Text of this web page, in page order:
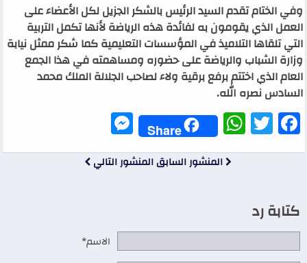
وفي الختام تقدم السيد الرئيس بالشكر الجزيل لكل الأعضاء على
العمل الذي يقومون به لفائدة هذه الرياضة لأنها تكمل التربية
التي تلقاها التلاميذ في المؤسسات التعليمية كما شكر ممثل نيابة
وزارة الشباب والرياضة على حضوره ومساهمته في هذا الجمع
العام الذي اختتم برفع برقية ولاء لصاحب الجلالة الملك محمد
السادس نصره الله.
Facebook
Twitter
WhatsApp
Share
المنشور السابقالمنشور التالي
كتابة رد
الاسم*